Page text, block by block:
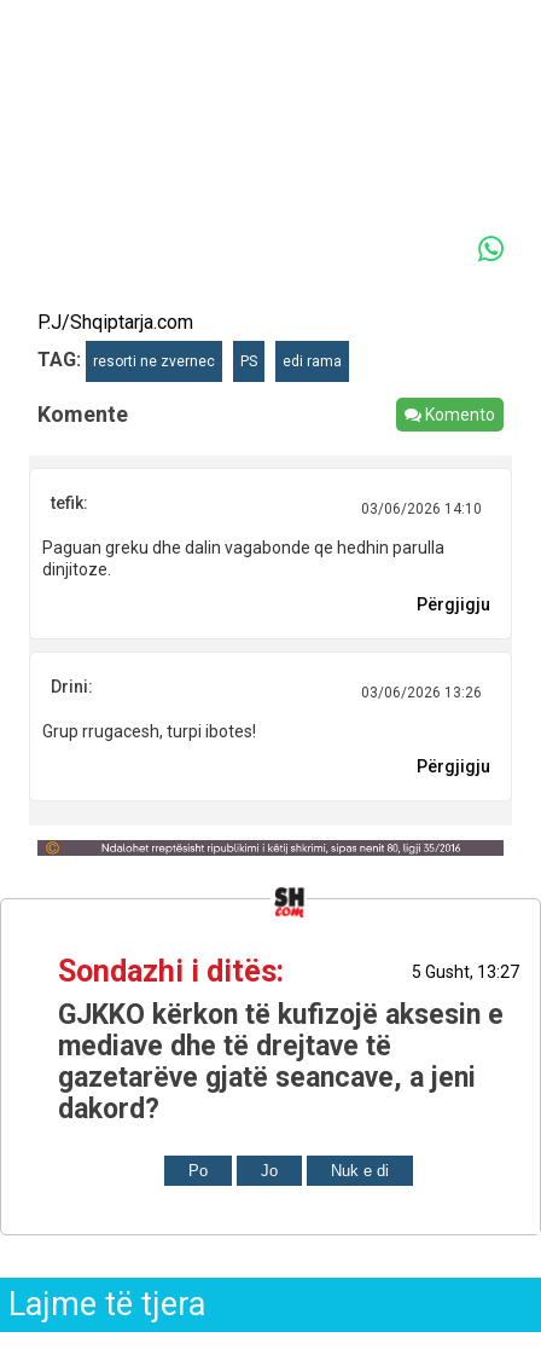
P.J/Shqiptarja.com
TAG:
resorti ne zvernec PS edi rama
Komente Komento
tefik: 03/06/2026 14:10
Paguan greku dhe dalin vagabonde qe hedhin parulla
dinjitoze.
Përgjigju
Drini: 03/06/2026 13:26
Grup rrugacesh, turpi ibotes!
Përgjigju
Sondazhi i ditës: 5 Gusht, 13:27
GJKKO kërkon të kufizojë aksesin e
mediave dhe të drejtave të
gazetarëve gjatë seancave, a jeni
dakord?
Po Jo Nuk e di
Lajme të tjera